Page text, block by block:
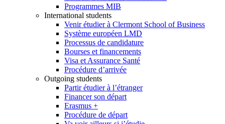
Programmes MIB
International students
Venir étudier à Clermont School of Business
Système européen LMD
Processus de candidature
Bourses et financements
Visa et Assurance Santé
Procédure d’arrivée
Outgoing students
Partir étudier à l’étranger
Financer son départ
Erasmus +
Procédure de départ